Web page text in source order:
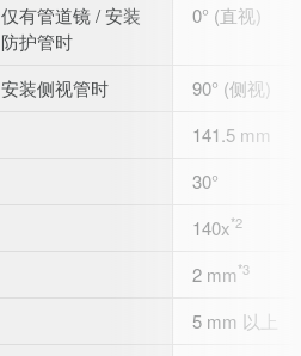
仅有管道镜 / 安装
防护管时
0° (直视)
安装侧视管时
90° (侧视)
141.5 mm
30°
140x*2
2 mm*3
5 mm 以上